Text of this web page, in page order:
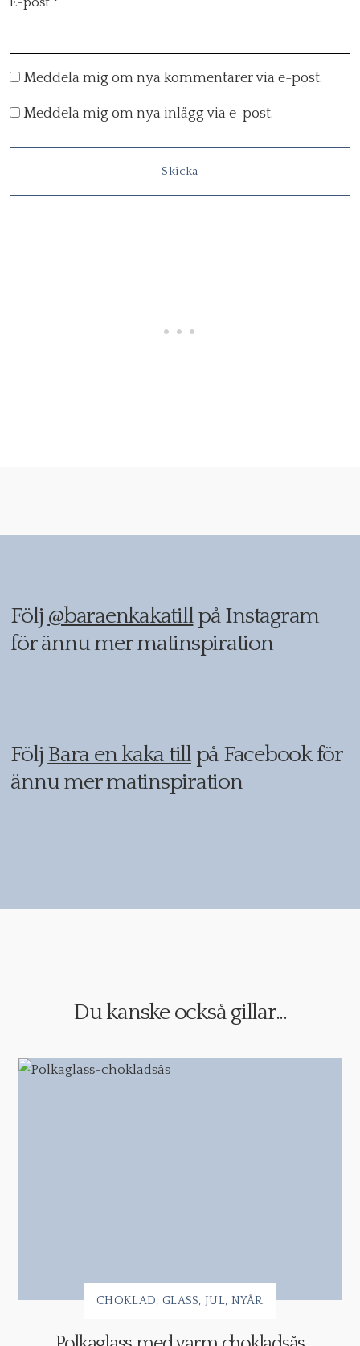
Meddela mig om nya kommentarer via e-post.
Meddela mig om nya inlägg via e-post.
Följ @baraenkakatillpå Instagram
för ännu mer matinspiration
Följ Bara en kaka tillpå Facebook för
ännu mer matinspiration
Du kanske också gillar...
CHOKLAD GLASS JUL NYÅR